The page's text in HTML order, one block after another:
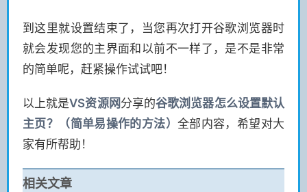
到这里就设置结束了，当您再次打开谷歌浏览器时
就会发现您的主界面和以前不一样了，是不是非常
的简单呢，赶紧操作试试吧！
以上就是VS资源网 分享的谷歌浏览器怎么设置默认
主页？（简单易操作的方法） 全部内容，希望对大
家有所帮助！
相关文章